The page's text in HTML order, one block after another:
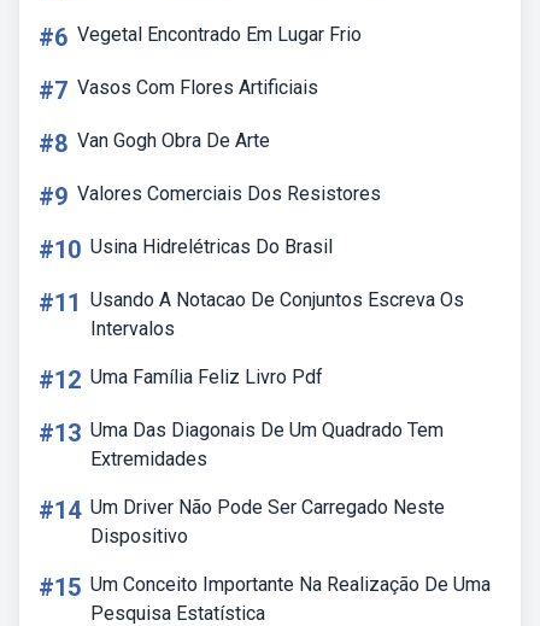
#6 Vegetal Encontrado Em Lugar Frio
#7 Vasos Com Flores Artificiais
#8 Van Gogh Obra De Arte
#9 Valores Comerciais Dos Resistores
#10 Usina Hidrelétricas Do Brasil
#11 Usando A Notacao De Conjuntos Escreva Os
Intervalos
#12 Uma Família Feliz Livro Pdf
#13 Uma Das Diagonais De Um Quadrado Tem
Extremidades
#14 Um Driver Não Pode Ser Carregado Neste
Dispositivo
#15 Um Conceito Importante Na Realização De Uma
Pesquisa Estatística